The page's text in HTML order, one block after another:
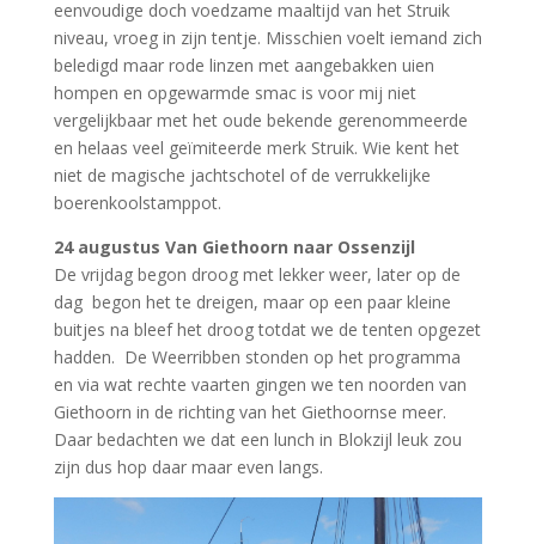
eenvoudige doch voedzame maaltijd van het Struik
niveau, vroeg in zijn tentje. Misschien voelt iemand zich
beledigd maar rode linzen met aangebakken uien
hompen en opgewarmde smac is voor mij niet
vergelijkbaar met het oude bekende gerenommeerde
en helaas veel geïmiteerde merk Struik. Wie kent het
niet de magische jachtschotel of de verrukkelijke
boerenkoolstamppot.
24 augustus Van Giethoorn naar Ossenzijl
De vrijdag begon droog met lekker weer, later op de
dag begon het te dreigen, maar op een paar kleine
buitjes na bleef het droog totdat we de tenten opgezet
hadden. De Weerribben stonden op het programma
en via wat rechte vaarten gingen we ten noorden van
Giethoorn in de richting van het Giethoornse meer.
Daar bedachten we dat een lunch in Blokzijl leuk zou
zijn dus hop daar maar even langs.